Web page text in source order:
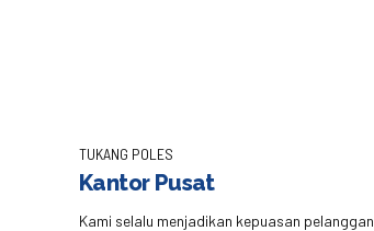
TUKANG POLES
Kantor Pusat
Kami selalu menjadikan kepuasan pelanggan